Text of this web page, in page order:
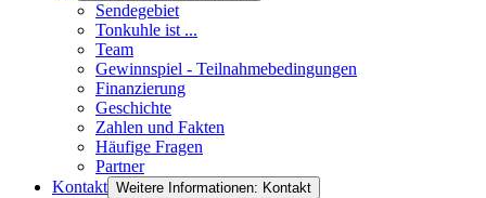
Sendegebiet
Tonkuhle ist ...
Team
Gewinnspiel - Teilnahmebedingungen
Finanzierung
Geschichte
Zahlen und Fakten
Häufige Fragen
Partner
Kontakt Weitere Informationen: Kontakt